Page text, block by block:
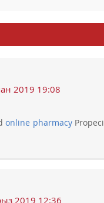
2019 19:08
online pharmacy
2019 12:36